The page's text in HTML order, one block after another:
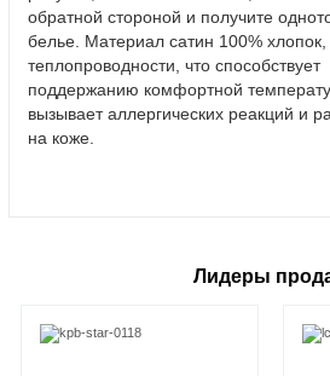
обратной стороной и получите
белье. Материал сатин 100% хлопок,
теплопроводности, что способствует
поддержанию комфортной
вызывает аллергических реакций и
на коже.
Лидеры